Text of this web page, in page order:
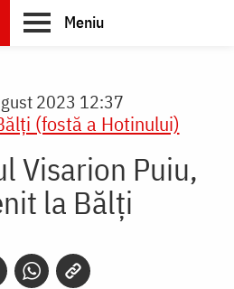
Meniu
2023 12:37
(fostă a Hotinului)
Visarion Puiu,
la Bălţi